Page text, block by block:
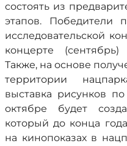
состоять из
этапов. Победители
исследовательской
концерте
Также, на основе
территории
выставка рисунков
октябре будет
который до конца
на кинопоказах в